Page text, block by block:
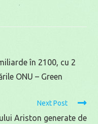
în 2100, cu 2
ONU – Green
Next Post
Ariston generate de